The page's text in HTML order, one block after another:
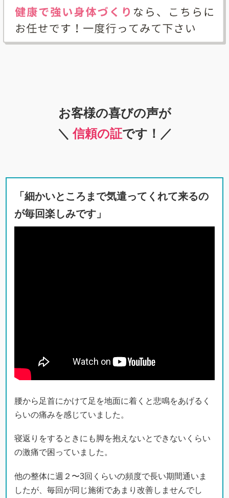
お客様の喜びの声が
＼信頼の証です！／
「細かいところまで気遣ってくれて来るの
が毎回楽しみです」
腰から足首にかけて足を地面に着くと悲鳴をあげるく
らいの痛みを感じていました。
寝返りをするときにも脚を抱えないとできないくらい
の激痛で困っていました。
他の整体に週２〜3回くらいの頻度で長い期間通いま
したが、毎回が同じ施術であまり改善しませんでし